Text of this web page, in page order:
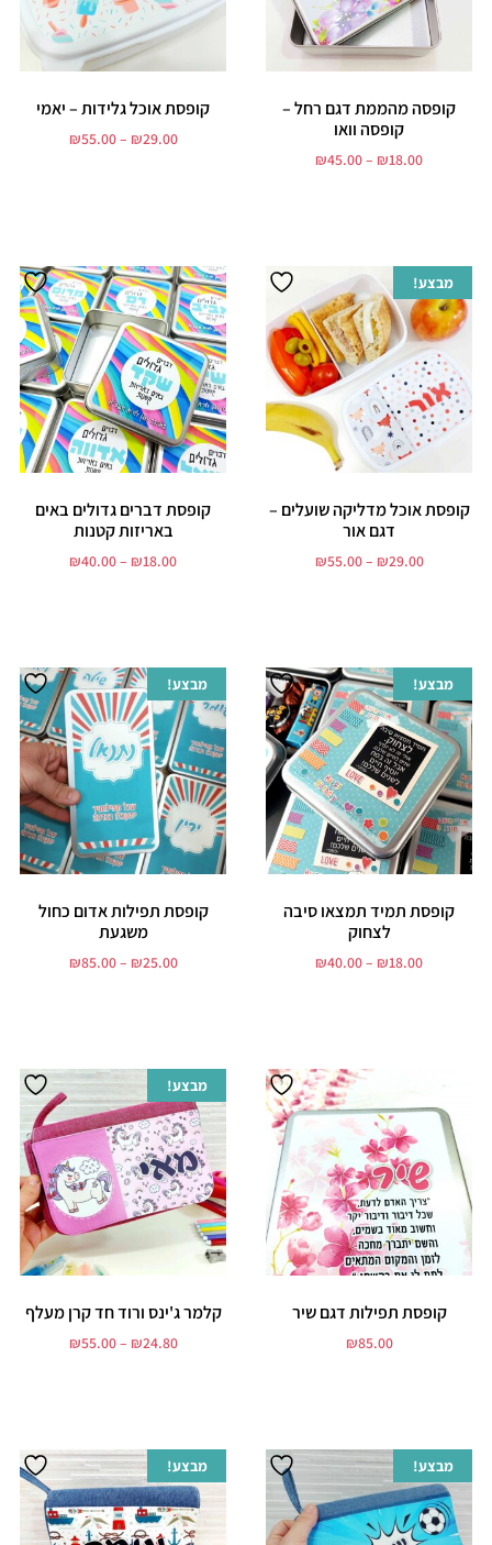
קופסה מהממת דגם רחל –
קופסה וואו
₪18.00
–
₪45.00
קופסת אוכל גלידות – יאמי
₪29.00
–
₪55.00
מבצע!
קופסת אוכל מדליקה שועלים –
דגם אור
₪29.00
–
₪55.00
קופסת דברים גדולים באים
באריזות קטנות
₪18.00
–
₪40.00
מבצע!
קופסת תמיד תמצאו סיבה
לצחוק
₪18.00
–
₪40.00
מבצע!
קופסת תפילות אדום כחול
משגעת
₪25.00
–
₪85.00
קופסת תפילות דגם שיר
₪85.00
מבצע!
קלמר ג'ינס ורוד חד קרן מעלף
₪24.80
–
₪55.00
מבצע! מבצע!